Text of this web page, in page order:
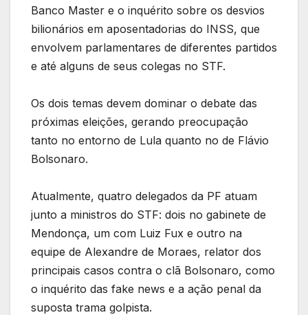
Banco Master e o inquérito sobre os desvios
bilionários em aposentadorias do INSS, que
envolvem parlamentares de diferentes partidos
e até alguns de seus colegas no STF.
Os dois temas devem dominar o debate das
próximas eleições, gerando preocupação
tanto no entorno de Lula quanto no de Flávio
Bolsonaro.
Atualmente, quatro delegados da PF atuam
junto a ministros do STF: dois no gabinete de
Mendonça, um com Luiz Fux e outro na
equipe de Alexandre de Moraes, relator dos
principais casos contra o clã Bolsonaro, como
o inquérito das fake news e a ação penal da
suposta trama golpista.